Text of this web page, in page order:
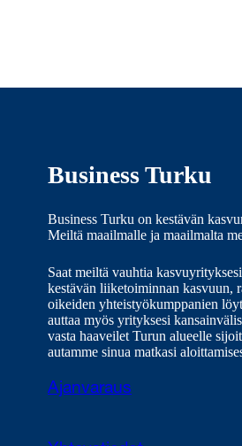
Business Turku
Business Turku on kestävän
Meiltä maailmalle ja maailmalta
Saat meiltä vauhtia
kestävän liiketoiminnan kasvuun,
oikeiden yhteistyökumppanien
auttaa myös yrityksesi
vasta haaveilet Turun alueelle
autamme sinua matkasi
Ajanvaraus